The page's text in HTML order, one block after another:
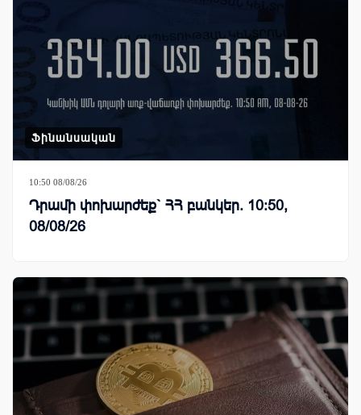
Ֆինանսական
10:50 08/08/26
Դրամի փոխարժեք` ՀՀ բանկեր. 10:50,
08/08/26